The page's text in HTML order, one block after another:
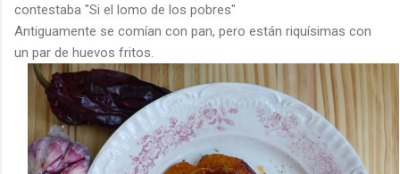
contestaba "Si el lomo de los pobres"
Antiguamente se comían con pan, pero están riquísimas con
un par de huevos fritos.